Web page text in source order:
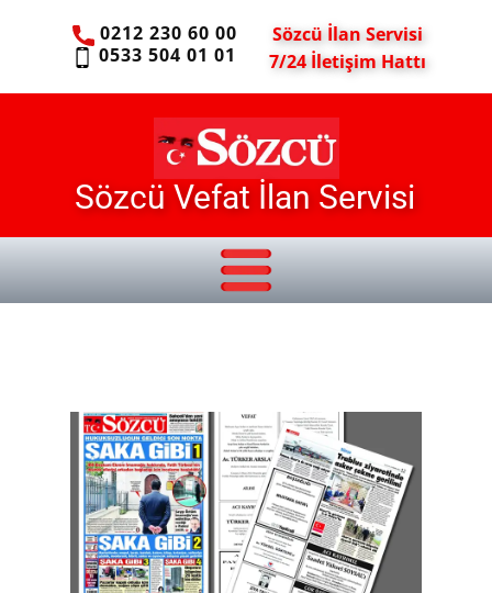
0212 230 60 00
0533 504 01 01
Sözcü İlan Servisi
7/24 İletişim Hattı
Sözcü Vefat İlan Servisi